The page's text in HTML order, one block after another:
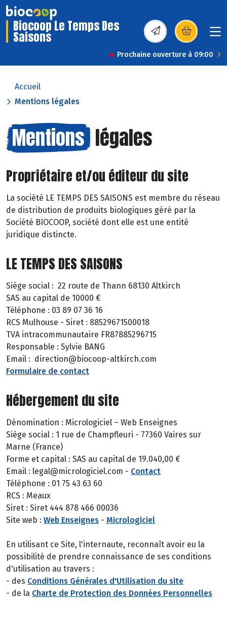
Biocoop Le Temps Des
Saisons (s’ouvre dans une
Prochaine ouverture à 09:00
Accueil
Mentions légales
Mentions légales
Propriétaire et/ou éditeur du site
La société LE TEMPS DES SAISONS est membre du réseau
de distribution de produits biologiques géré par la
Société BIOCOOP, société dont elle est une entité
juridique distincte.
LE TEMPS DES SAISONS
Siège social : 22 route de Thann 68130 Altkirch
SAS au capital de 10000 €
Téléphone : 03 89 07 36 16
RCS Mulhouse - Siret : 88529671500018
TVA intracommunautaire FR87885296715
Responsable : Sylvie BANG
Email : direction@biocoop-altkirch.com
Formulaire de contact
Hébergement du site
Dénomination : Micrologiciel – Web Enseignes
Siège social : 1 rue de Champfleuri - 77360 Vaires sur
Marne (France)
Forme et capital : SAS au capital de 19.040,00 €
Email : legal@micrologiciel.com - Contact
Téléphone : 01 75 43 63 60
RCS : Meaux
Siret : Siret 444 878 466 00036
Site web : Web Enseignes - Micrologiciel
En utilisant ce Site, l'internaute, reconnaît avoir eu la
possibilité de prendre connaissance de ses conditions
d'utilisation au travers :
- des Conditions Générales d'Utilisation du site
- de la Charte de Protection des Données Personnelles